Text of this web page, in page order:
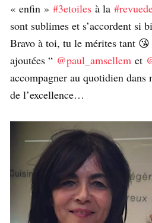
« enfin » #3etoiles à la
sont sublimes et s’accordent si
Bravo à toi, tu le mérites tant
ajoutées “ @paul_amsellem et
accompagner au quotidien dans
de l’excellence…